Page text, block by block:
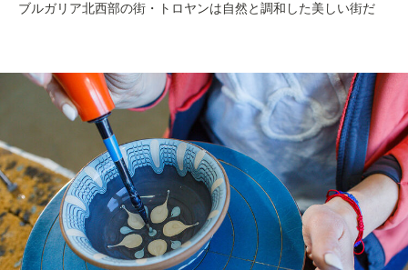
ブルガリア北西部の街・トロヤンは自然と調和した美しい街だ